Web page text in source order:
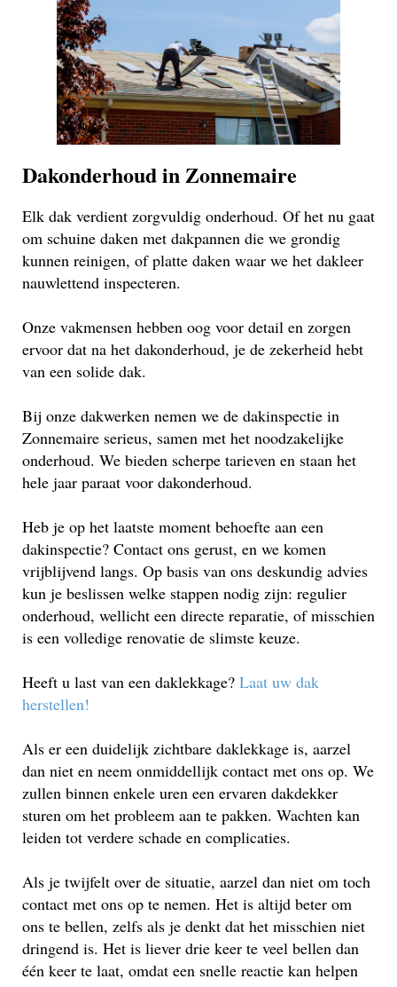
Dakonderhoud in Zonnemaire
Elk dak verdient zorgvuldig onderhoud. Of het nu gaat
om schuine daken met dakpannen die we grondig
kunnen reinigen, of platte daken waar we het dakleer
nauwlettend inspecteren.
Onze vakmensen hebben oog voor detail en zorgen
ervoor dat na het dakonderhoud, je de zekerheid hebt
van een solide dak.
Bij onze dakwerken nemen we de dakinspectie in
Zonnemaire serieus, samen met het noodzakelijke
onderhoud. We bieden scherpe tarieven en staan het
hele jaar paraat voor dakonderhoud.
Heb je op het laatste moment behoefte aan een
dakinspectie? Contact ons gerust, en we komen
vrijblijvend langs. Op basis van ons deskundig advies
kun je beslissen welke stappen nodig zijn: regulier
onderhoud, wellicht een directe reparatie, of misschien
is een volledige renovatie de slimste keuze.
Heeft u last van een daklekkage? Laat uw dak
herstellen!
Als er een duidelijk zichtbare daklekkage is, aarzel
dan niet en neem onmiddellijk contact met ons op. We
zullen binnen enkele uren een ervaren dakdekker
sturen om het probleem aan te pakken. Wachten kan
leiden tot verdere schade en complicaties.
Als je twijfelt over de situatie, aarzel dan niet om toch
contact met ons op te nemen. Het is altijd beter om
ons te bellen, zelfs als je denkt dat het misschien niet
dringend is. Het is liever drie keer te veel bellen dan
één keer te laat, omdat een snelle reactie kan helpen